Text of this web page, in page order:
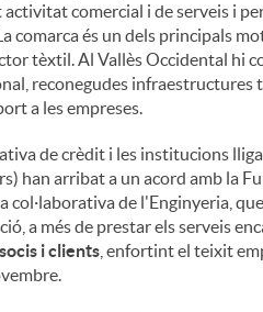
comercial i de serveis i
comarca és un dels principals
tèxtil. Al Vallès Occidental hi
reconegudes infraestructures
a les empreses.
de crèdit i les institucions
han arribat a un acord amb la
col·laborativa de l'Enginyeria,
a més de prestar els serveis
i clients , enfortint el teixit